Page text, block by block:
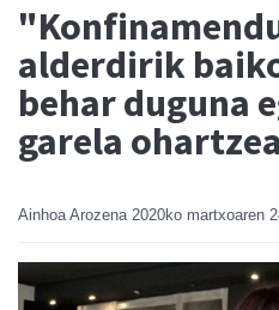
alderdirik
behar duguna
garela
Ainhoa Arozena 2020ko martxoaren